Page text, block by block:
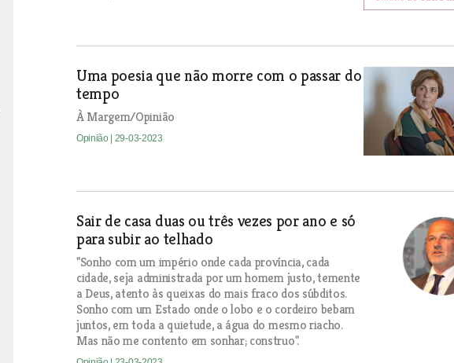
Uma poesia que não morre com o passar do
tempo
À Margem/Opinião
Opinião | 29-03-2023
Sair de casa duas ou três vezes por ano e só
para subir ao telhado
"Sonho com um império onde cada província, cada
cidade, seja administrada por um homem justo, temente
a Deus, atento às queixas do mais fraco dos súbditos.
Sonho com um Estado onde o lobo e o cordeiro bebam
juntos, em toda a quietude, a água do mesmo riacho.
Mas não me contento em sonhar; construo".